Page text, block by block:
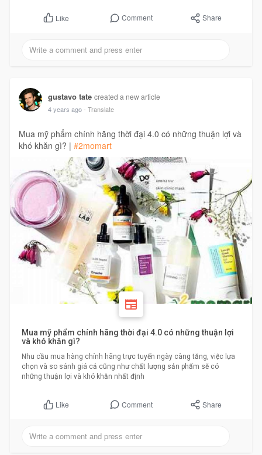
Like Comment Share
gustavo tate created a new article
4 years ago - Translate
Mua mỹ phẩm chính hãng thời đại 4.0 có những thuận lợi và
khó khăn gì? | #2momart
Mua mỹ phẩm chính hãng thời đại 4.0 có những thuận lợi
và khó khăn gì?
Nhu cầu mua hàng chính hãng trực tuyến ngày càng tăng, việc lựa
chọn và so sánh giá cả cũng như chất lượng sản phẩm sẽ có
những thuận lợi và khó khăn nhất định
Like Comment Share